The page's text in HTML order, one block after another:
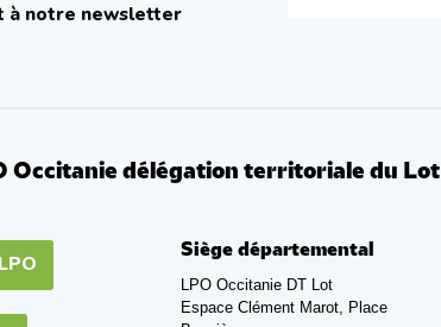
à notre newsletter
Occitanie délégation territoriale du Lot
Siège départemental
LPO Occitanie DT Lot
Espace Clément Marot, Place